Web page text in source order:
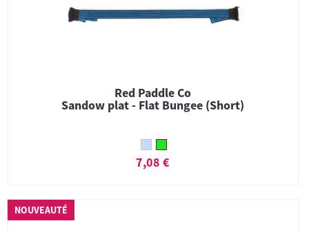
Red Paddle Co
Sandow plat - Flat Bungee (Short)
7,08 €
NOUVEAUTÉ